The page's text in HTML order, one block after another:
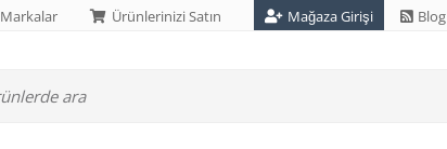
Markalar Ürünlerinizi Satın Mağaza Girişi Blog